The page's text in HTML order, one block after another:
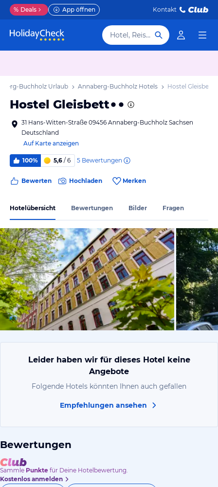
% Deals App öffnen Kontakt
Hotel, Reiseziel
Buchholz Urlaub Annaberg-Buchholz Hotels Hostel Gleisbett
Hostel Gleisbett
31 Hans-Witten-Straße 09456 Annaberg-Buchholz Sachsen
Deutschland
Auf Karte anzeigen
100% 5,6 / 6 5 Bewertungen
Bewerten Hochladen Merken
Hotelübersicht Bewertungen Bilder Fragen
vom
Leider haben wir für dieses Hotel keine
Angebote
Folgende Hotels könnten Ihnen auch gefallen
Empfehlungen ansehen
Bewertungen
Sammle Punkte für Deine Hotelbewertung.
Kostenlos anmelden